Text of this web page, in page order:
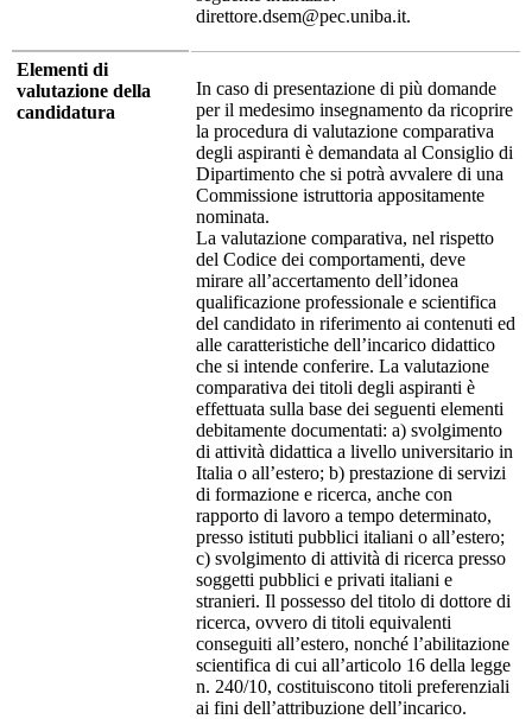
direttore.dsem@pec.uniba.it.
Elementi di
valutazione della
candidatura
In caso di presentazione di più domande
per il medesimo insegnamento da ricoprire
la procedura di valutazione comparativa
degli aspiranti è demandata al Consiglio di
Dipartimento che si potrà avvalere di una
Commissione istruttoria appositamente
nominata.
La valutazione comparativa, nel rispetto
del Codice dei comportamenti, deve
mirare all’accertamento dell’idonea
qualificazione professionale e scientifica
del candidato in riferimento ai contenuti ed
alle caratteristiche dell’incarico didattico
che si intende conferire. La valutazione
comparativa dei titoli degli aspiranti è
effettuata sulla base dei seguenti elementi
debitamente documentati: a) svolgimento
di attività didattica a livello universitario in
Italia o all’estero; b) prestazione di servizi
di formazione e ricerca, anche con
rapporto di lavoro a tempo determinato,
presso istituti pubblici italiani o all’estero;
c) svolgimento di attività di ricerca presso
soggetti pubblici e privati italiani e
stranieri. Il possesso del titolo di dottore di
ricerca, ovvero di titoli equivalenti
conseguiti all’estero, nonché l’abilitazione
scientifica di cui all’articolo 16 della legge
n. 240/10, costituiscono titoli preferenziali
ai fini dell’attribuzione dell’incarico.